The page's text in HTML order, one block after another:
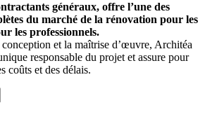
généraux, offre l’une des
du marché de la rénovation pour les
les professionnels.
et la maîtrise d’œuvre, Architéa
responsable du projet et assure pour
coûts et des délais.